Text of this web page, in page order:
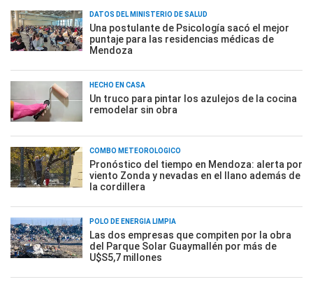
DATOS DEL MINISTERIO DE SALUD
Una postulante de Psicología sacó el mejor
puntaje para las residencias médicas de
Mendoza
HECHO EN CASA
Un truco para pintar los azulejos de la cocina
remodelar sin obra
COMBO METEOROLÓGICO
Pronóstico del tiempo en Mendoza: alerta por
viento Zonda y nevadas en el llano además de
la cordillera
POLO DE ENERGÍA LIMPIA
Las dos empresas que compiten por la obra
del Parque Solar Guaymallén por más de
U$S5,7 millones